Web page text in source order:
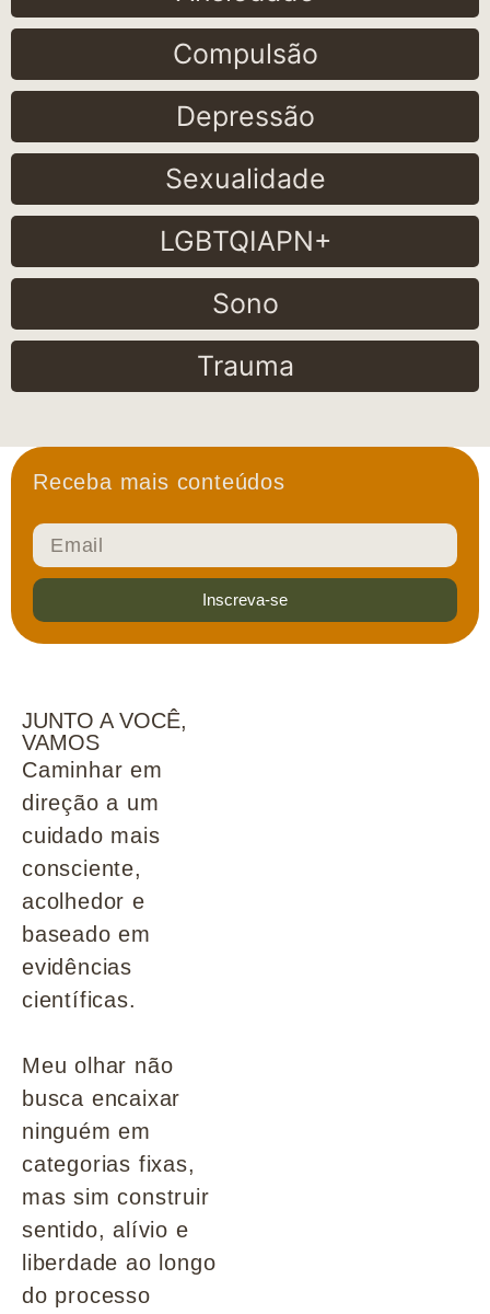
Compulsão
Depressão
Sexualidade
LGBTQIAPN+
Sono
Trauma
Receba mais conteúdos
Inscreva-se
JUNTO A VOCÊ,
VAMOS
Caminhar em
direção a um
cuidado mais
consciente,
acolhedor e
baseado em
evidências
científicas.
Meu olhar não
busca encaixar
ninguém em
categorias fixas,
mas sim construir
sentido, alívio e
liberdade ao longo
do processo